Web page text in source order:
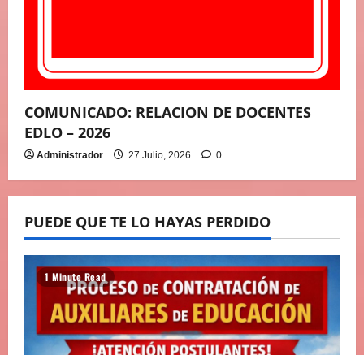
COMUNICADO: RELACION DE DOCENTES
EDLO – 2026
Administrador 27 Julio, 2026 0
PUEDE QUE TE LO HAYAS PERDIDO
1 Minute Read